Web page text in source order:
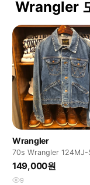
Wrangler
Wrangler
70s Wrangler 124MJ-
149,000원
9